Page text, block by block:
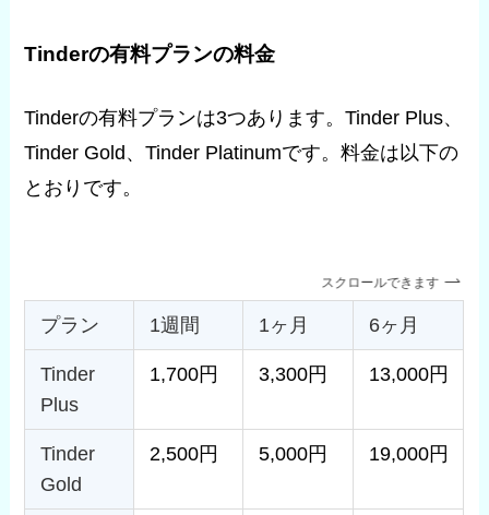
Tinderの有料プランの料金
Tinderの有料プランは3つあります。Tinder Plus、
Tinder Gold、Tinder Platinumです。料金は以下の
とおりです。
スクロールできます
プラン 1週間 1ヶ月 6ヶ月
Tinder
Plus
1,700円 3,300円 13,000円
Tinder
Gold
2,500円 5,000円 19,000円